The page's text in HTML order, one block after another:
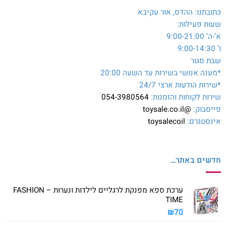
כתובתנו: ההדס, אור עקיבא
שעות פעילות:
א’-ה’ 9:00-21:00
ו’ 9:00-14:30
שבת סגור
*מענה אנושי בשירות עד השעה 20:00
*שירות הודעות ארצי 24/7
שירות לקוחות והזמנות: 054-3980564
פייסבוק: @toysale.co.il
אינסטגרם: toysalecoil
חדשים באתר…
ערכת ספא מפנקת לרגליים לילדות ונערות – FASHION
TIME
₪70